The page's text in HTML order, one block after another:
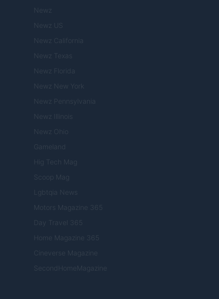
Newz
Newz US
Newz California
Newz Texas
Newz Florida
Newz New York
Newz Pennsylvania
Newz Illinois
Newz Ohio
Gameland
Hig Tech Mag
Scoop Mag
Lgbtqia News
Motors Magazine 365
Day Travel 365
Home Magazine 365
Cineverse Magazine
SecondHomeMagazine